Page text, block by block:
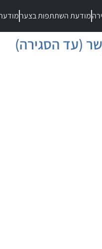
מודעת השתתפות בצער
(עד הסגירה)